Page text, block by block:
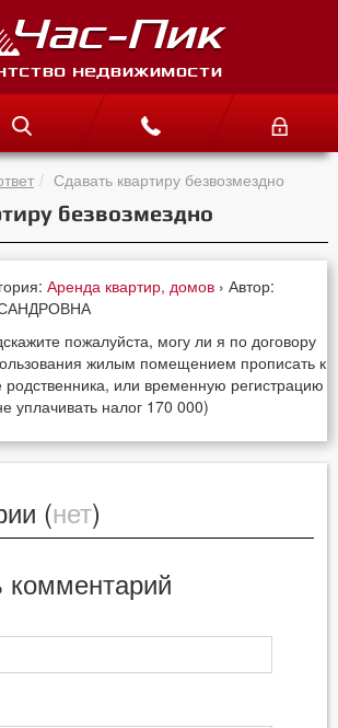
Сдавать квартиру безвозмездно
безвозмездно
Аренда квартир, домов › Автор:
пожалуйста, могу ли я по договору
жилым помещением прописать к
родственника, или временную регистрацию
уплачивать налог 170 000)
(нет)
комментарий